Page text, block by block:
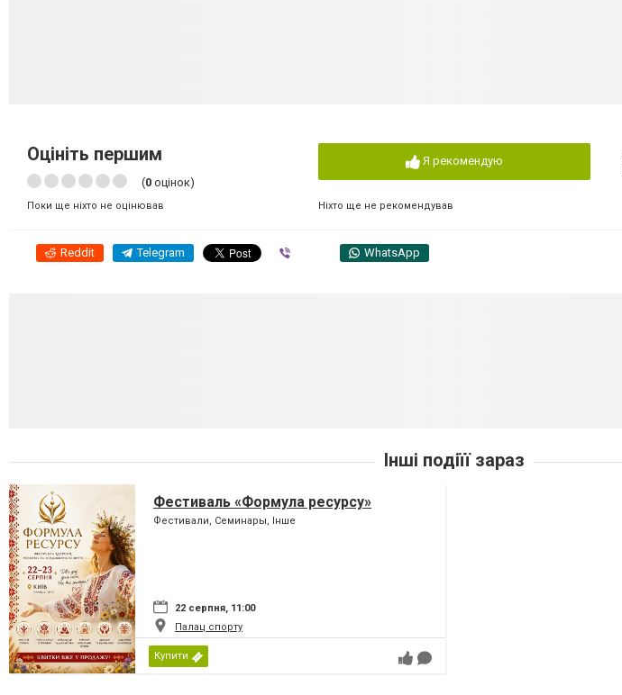
Оцініть першим
(0 оцінок)
Поки ще ніхто не оцінював
Я рекомендую
Ніхто ще не рекомендував
Reddit Telegram WhatsApp
Інші подіїї зараз
Фестиваль «Формула ресурсу»
Фестивали, Семинары, Інше
22 серпня, 11:00
Палац спорту
Купити